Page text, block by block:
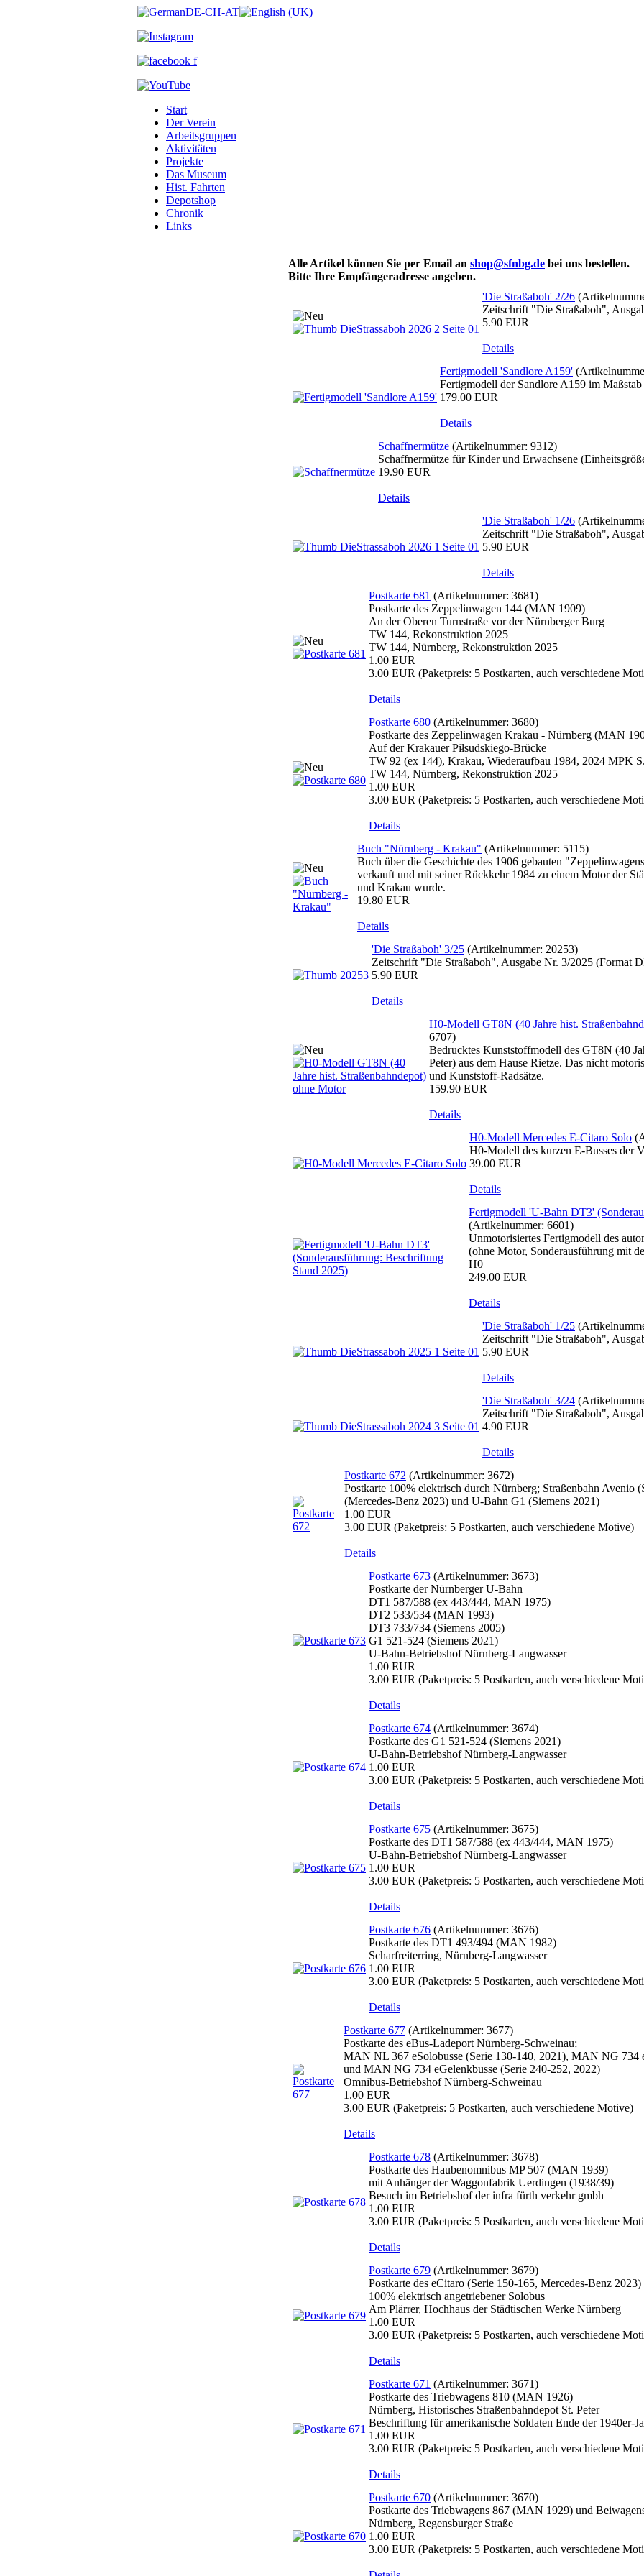
Start
Der Verein
Arbeitsgruppen
Aktivitäten
Projekte
Das Museum
Hist. Fahrten
Depotshop
Chronik
Links
Alle Artikel können Sie per Email an shop@sfnbg.de bei uns bestellen.
Bitte Ihre Empfängeradresse angeben.
'Die Straßaboh' 2/26
Zeitschrift "Die Straßaboh",
5.90 EUR
Details
Fertigmodell 'Sandlore A159'
Fertigmodell der Sandlore A159 im
179.00 EUR
Details
Schaffnermütze (Artikelnummer: 9312)
Schaffnermütze für Kinder und Erwachsene
19.90 EUR
Details
'Die Straßaboh' 1/26
Zeitschrift "Die Straßaboh",
5.90 EUR
Details
Postkarte 681 (Artikelnummer: 3681)
Postkarte des Zeppelinwagen 144 (MAN 1909)
An der Oberen Turnstraße vor der Nürnberger Burg
TW 144, Rekonstruktion 2025
TW 144, Nürnberg, Rekonstruktion 2025
1.00 EUR
3.00 EUR (Paketpreis: 5 Postkarten, auch verschiedene
Details
Postkarte 680 (Artikelnummer: 3680)
Postkarte des Zeppelinwagen Krakau - Nürnberg (MAN
Auf der Krakauer Piłsudskiego-Brücke
TW 92 (ex 144), Krakau, Wiederaufbau 1984, 2024 MPK
TW 144, Nürnberg, Rekonstruktion 2025
1.00 EUR
3.00 EUR (Paketpreis: 5 Postkarten, auch verschiedene
Details
Buch "Nürnberg - Krakau" (Artikelnummer: 5115)
Buch über die Geschichte des 1906 gebauten
verkauft und mit seiner Rückkehr 1984 zu einem Motor der
und Krakau wurde.
19.80 EUR
Details
'Die Straßaboh' 3/25 (Artikelnummer: 20253)
Zeitschrift "Die Straßaboh", Ausgabe Nr. 3/2025 (Format
5.90 EUR
Details
H0-Modell GT8N (40 Jahre hist.
6707)
Bedrucktes Kunststoffmodell des GT8N (40
Peter) aus dem Hause Rietze. Das nicht
und Kunststoff-Radsätze.
159.90 EUR
Details
H0-Modell Mercedes E-Citaro Solo
H0-Modell des kurzen E-Busses der
39.00 EUR
Details
Fertigmodell 'U-Bahn DT3'
(Artikelnummer: 6601)
Unmotorisiertes Fertigmodell des
(ohne Motor, Sonderausführung mit
H0
249.00 EUR
Details
'Die Straßaboh' 1/25
Zeitschrift "Die Straßaboh",
5.90 EUR
Details
'Die Straßaboh' 3/24
Zeitschrift "Die Straßaboh",
4.90 EUR
Details
Postkarte 672 (Artikelnummer: 3672)
Postkarte 100% elektrisch durch Nürnberg; Straßenbahn Avenio
(Mercedes-Benz 2023) und U-Bahn G1 (Siemens 2021)
1.00 EUR
3.00 EUR (Paketpreis: 5 Postkarten, auch verschiedene Motive)
Details
Postkarte 673 (Artikelnummer: 3673)
Postkarte der Nürnberger U-Bahn
DT1 587/588 (ex 443/444, MAN 1975)
DT2 533/534 (MAN 1993)
DT3 733/734 (Siemens 2005)
G1 521-524 (Siemens 2021)
U-Bahn-Betriebshof Nürnberg-Langwasser
1.00 EUR
3.00 EUR (Paketpreis: 5 Postkarten, auch verschiedene
Details
Postkarte 674 (Artikelnummer: 3674)
Postkarte des G1 521-524 (Siemens 2021)
U-Bahn-Betriebshof Nürnberg-Langwasser
1.00 EUR
3.00 EUR (Paketpreis: 5 Postkarten, auch verschiedene
Details
Postkarte 675 (Artikelnummer: 3675)
Postkarte des DT1 587/588 (ex 443/444, MAN 1975)
U-Bahn-Betriebshof Nürnberg-Langwasser
1.00 EUR
3.00 EUR (Paketpreis: 5 Postkarten, auch verschiedene
Details
Postkarte 676 (Artikelnummer: 3676)
Postkarte des DT1 493/494 (MAN 1982)
Scharfreiterring, Nürnberg-Langwasser
1.00 EUR
3.00 EUR (Paketpreis: 5 Postkarten, auch verschiedene
Details
Postkarte 677 (Artikelnummer: 3677)
Postkarte des eBus-Ladeport Nürnberg-Schweinau;
MAN NL 367 eSolobusse (Serie 130-140, 2021), MAN NG 734
und MAN NG 734 eGelenkbusse (Serie 240-252, 2022)
Omnibus-Betriebshof Nürnberg-Schweinau
1.00 EUR
3.00 EUR (Paketpreis: 5 Postkarten, auch verschiedene Motive)
Details
Postkarte 678 (Artikelnummer: 3678)
Postkarte des Haubenomnibus MP 507 (MAN 1939)
mit Anhänger der Waggonfabrik Uerdingen (1938/39)
Besuch im Betriebshof der infra fürth verkehr gmbh
1.00 EUR
3.00 EUR (Paketpreis: 5 Postkarten, auch verschiedene
Details
Postkarte 679 (Artikelnummer: 3679)
Postkarte des eCitaro (Serie 150-165, Mercedes-Benz 2023)
100% elektrisch angetriebener Solobus
Am Plärrer, Hochhaus der Städtischen Werke Nürnberg
1.00 EUR
3.00 EUR (Paketpreis: 5 Postkarten, auch verschiedene
Details
Postkarte 671 (Artikelnummer: 3671)
Postkarte des Triebwagens 810 (MAN 1926)
Nürnberg, Historisches Straßenbahndepot St. Peter
Beschriftung für amerikanische Soldaten Ende der 1940er-
1.00 EUR
3.00 EUR (Paketpreis: 5 Postkarten, auch verschiedene
Details
Postkarte 670 (Artikelnummer: 3670)
Postkarte des Triebwagens 867 (MAN 1929) und
Nürnberg, Regensburger Straße
1.00 EUR
3.00 EUR (Paketpreis: 5 Postkarten, auch verschiedene